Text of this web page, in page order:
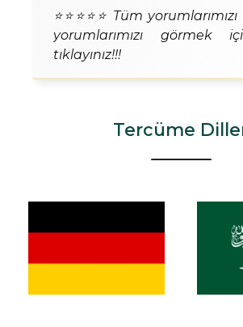
⭐⭐⭐⭐⭐ Tüm
yorumlarımızı görmek
tıklayınız!!!
Tercüme